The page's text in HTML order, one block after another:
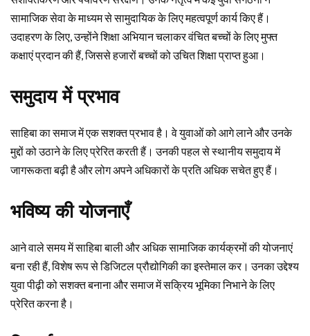
सामाजिक सेवा के माध्यम से सामुदायिक के लिए महत्वपूर्ण कार्य किए हैं।
उदाहरण के लिए, उन्होंने शिक्षा अभियान चलाकर वंचित बच्चों के लिए मुफ्त
कक्षाएं प्रदान की हैं, जिससे हजारों बच्चों को उचित शिक्षा प्राप्त हुआ।
समुदाय में प्रभाव
साहिबा का समाज में एक सशक्त प्रभाव है। वे युवाओं को आगे लाने और उनके
मुद्दों को उठाने के लिए प्रेरित करती हैं। उनकी पहल से स्थानीय समुदाय में
जागरूकता बढ़ी है और लोग अपने अधिकारों के प्रति अधिक सचेत हुए हैं।
भविष्य की योजनाएँ
आने वाले समय में साहिबा बाली और अधिक सामाजिक कार्यक्रमों की योजनाएं
बना रही हैं, विशेष रूप से डिजिटल प्रौद्योगिकी का इस्तेमाल कर। उनका उद्देश्य
युवा पीढ़ी को सशक्त बनाना और समाज में सक्रिय भूमिका निभाने के लिए
प्रेरित करना है।